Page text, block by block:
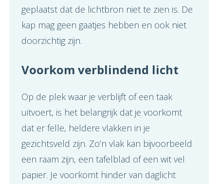
geplaatst dat de lichtbron niet te zien is. De
kap mag geen gaatjes hebben en ook niet
doorzichtig zijn.
Voorkom verblindend licht
Op de plek waar je verblijft of een taak
uitvoert, is het belangrijk dat je voorkomt
dat er felle, heldere vlakken in je
gezichtsveld zijn. Zo’n vlak kan bijvoorbeeld
een raam zijn, een tafelblad of een wit vel
papier. Je voorkomt hinder van daglicht